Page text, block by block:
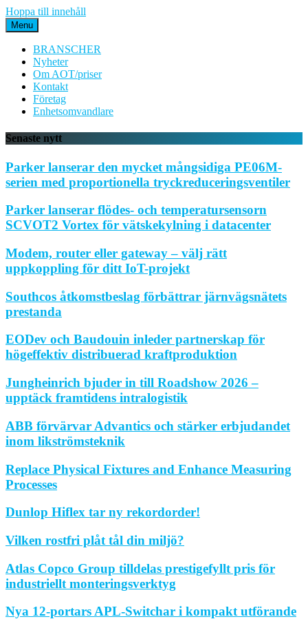
Hoppa till innehåll
Menu
BRANSCHER
Nyheter
Om AOT/priser
Kontakt
Företag
Enhetsomvandlare
Senaste nytt
Parker lanserar den mycket mångsidiga PE06M-
serien med proportionella tryckreduceringsventiler
Parker lanserar flödes- och temperatursensorn
SCVOT2 Vortex för vätskekylning i datacenter
Modem, router eller gateway – välj rätt
uppkoppling för ditt IoT-projekt
Southcos åtkomstbeslag förbättrar järnvägsnätets
prestanda
EODev och Baudouin inleder partnerskap för
högeffektiv distribuerad kraftproduktion
Jungheinrich bjuder in till Roadshow 2026 –
upptäck framtidens intralogistik
ABB förvärvar Advantics och stärker erbjudandet
inom likströmsteknik
Replace Physical Fixtures and Enhance Measuring
Processes
Dunlop Hiflex tar ny rekordorder!
Vilken rostfri plåt tål din miljö?
Atlas Copco Group tilldelas prestigefyllt pris för
industriellt monteringsverktyg
Nya 12-portars APL-Switchar i kompakt utförande